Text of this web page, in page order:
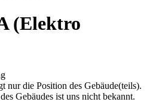
(Elektro
nur die Position des Gebäude(teils).
Gebäudes ist uns nicht bekannt.